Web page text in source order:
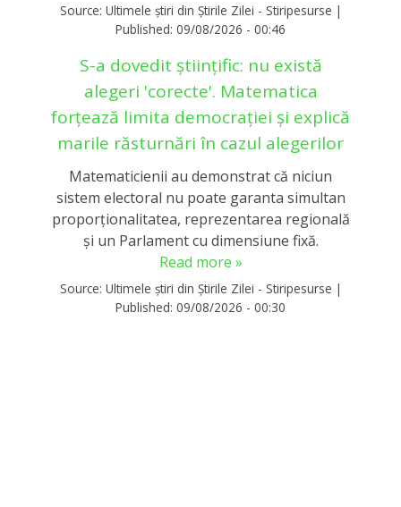
Source: Ultimele știri din Știrile Zilei - Stiripesurse |
Published: 09/08/2026 - 00:46
S-a dovedit științific: nu există
alegeri 'corecte'. Matematica
forțează limita democrației și explică
marile răsturnări în cazul alegerilor
Matematicienii au demonstrat că niciun
sistem electoral nu poate garanta simultan
proporționalitatea, reprezentarea regională
și un Parlament cu dimensiune fixă.
Read more »
Source: Ultimele știri din Știrile Zilei - Stiripesurse |
Published: 09/08/2026 - 00:30